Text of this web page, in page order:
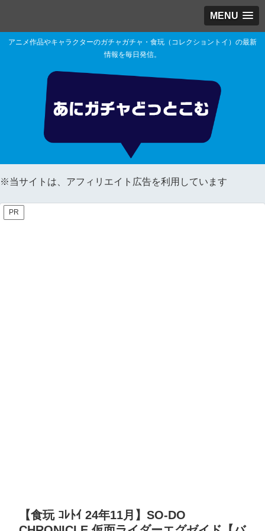
MENU
アニメ作品やキャラクターのガチャガチャ・食玩（コレクショントイ）の最新
情報を毎日発信。
※当サイトは、アフィリエイト広告を利用しています
PR
【食玩 ｺﾚﾄｲ 24年11月】SO-DO